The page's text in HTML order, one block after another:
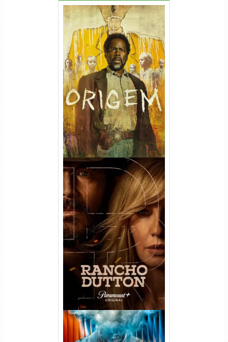
Origem 4ª Temporada Torrent
(2026) WEB-DL 1080p/4K
Dual Áudio
Rancho Dutton 1ª
Temporada Torrent (2026)
WEB-DL 1080p Dual Áudio